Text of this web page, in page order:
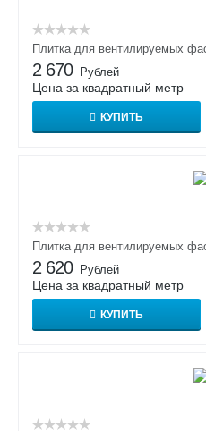
Плитка для вентилируемых
2 670 Рублей
Цена за квадратный метр
КУПИТЬ
Плитка для вентилируемых
2 620 Рублей
Цена за квадратный метр
КУПИТЬ